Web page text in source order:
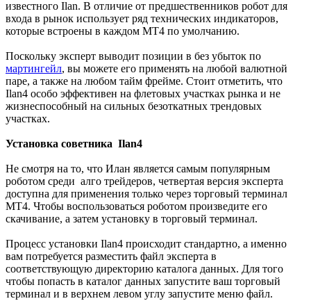
известного Ilan. В отличие от предшественников робот для
входа в рынок использует ряд технических индикаторов,
которые встроены в каждом МТ4 по умолчанию.
Поскольку эксперт выводит позиции в без убыток по
мартингейл, вы можете его применять на любой валютной
паре, а также на любом тайм фрейме. Стоит отметить, что
Ilan4 особо эффективен на флетовых участках рынка и не
жизнеспособный на сильных безоткатных трендовых
участках.
Установка советника Ilan4
Не смотря на то, что Илан является самым популярным
роботом среди алго трейдеров, четвертая версия эксперта
доступна для применения только через торговый терминал
МТ4. Чтобы воспользоваться роботом произведите его
скачивание, а затем установку в торговый терминал.
Процесс установки Ilan4 происходит стандартно, а именно
вам потребуется разместить файл эксперта в
соответствующую директорию каталога данных. Для того
чтобы попасть в каталог данных запустите ваш торговый
терминал и в верхнем левом углу запустите меню файл.